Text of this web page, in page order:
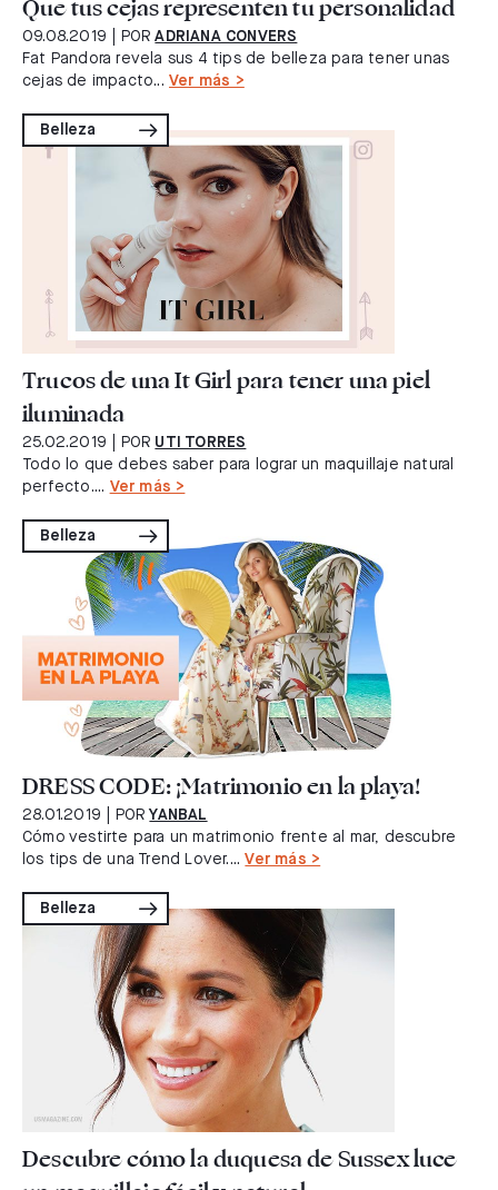
Que tus cejas representen tu personalidad
09.08.2019 | POR ADRIANA CONVERS
Fat Pandora revela sus 4 tips de belleza para tener unas
cejas de impacto... Ver más >
Belleza
Trucos de una It Girl para tener una piel
iluminada
25.02.2019 | POR UTI TORRES
Todo lo que debes saber para lograr un maquillaje natural
perfecto.... Ver más >
Belleza
DRESS CODE: ¡Matrimonio en la playa!
28.01.2019 | POR YANBAL
Cómo vestirte para un matrimonio frente al mar, descubre
los tips de una Trend Lover....Ver más >
Belleza
Descubre cómo la duquesa de Sussex luce